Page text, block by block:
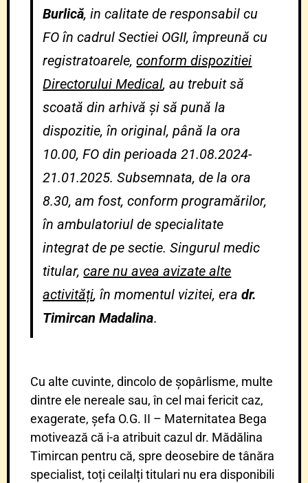
Burlică, in calitate de responsabil cu
FO în cadrul Sectiei OGII, împreună cu
registratoarele,conform dispozitiei
Directorului Medical, au trebuit să
scoată din arhivă și să pună la
dispozitie, în original, până la ora
10.00, FO din perioada 21.08.2024-
21.01.2025. Subsemnata, de la ora
8.30, am fost, conform programărilor,
în ambulatoriul de specialitate
integrat de pe sectie. Singurul medic
titular,care nu avea avizate alte
activități, în momentul vizitei, eradr.
Timircan Madalina.
Cu alte cuvinte, dincolo de șopârlisme, multe
dintre ele nereale sau, în cel mai fericit caz,
exagerate, șefa O.G. II – Maternitatea Bega
motivează că i-a atribuit cazul dr. Mădălina
Timircan pentru că, spre deosebire de tânăra
specialist, toți ceilalți titulari nu era disponibili